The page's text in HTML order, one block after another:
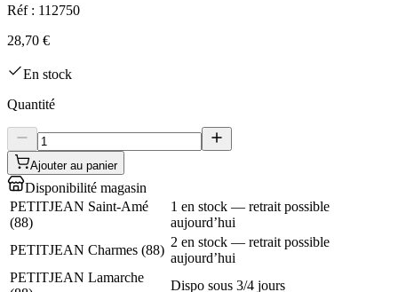
Réf : 112750
28,70 €
En stock
Quantité
Ajouter au panier
Disponibilité magasin
PETITJEAN Saint-Amé
(88)
1 en stock — retrait possible
aujourd’hui
PETITJEAN Charmes (88)
2 en stock — retrait possible
aujourd’hui
PETITJEAN Lamarche
Dispo sous 3/4 jours